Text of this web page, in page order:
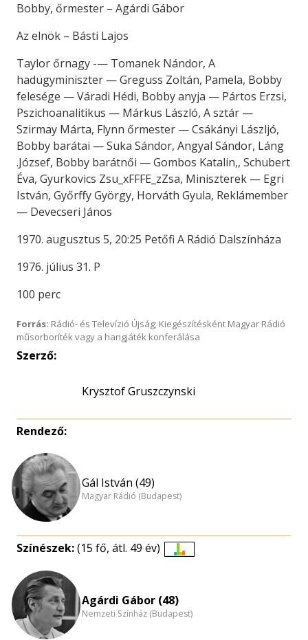
Bobby, őrmester – Agárdi Gábor
Az elnök – Básti Lajos
Taylor őrnagy -— Tomanek Nándor, A
hadügyminiszter — Greguss Zoltán, Pamela, Bobby
felesége — Váradi Hédi, Bobby anyja — Pártos Erzsi,
Pszichoanalitikus — Márkus László, A sztár —
Szirmay Márta, Flynn őrmester — Csákányi Lászljó,
Bobby barátai — Suka Sándor, Angyal Sándor, Láng
.József, Bobby barátnői — Gombos Katalin,, Schubert
Éva, Gyurkovics Zsu_xFFFE_zZsa, Miniszterek — Egri
István, Győrffy György, Horváth Gyula, Reklámember
— Devecseri János
1970. augusztus 5, 20:25 Petőfi A Rádió Dalszínháza
1976. július 31. P
100 perc
Forrás: Rádió- és Televízió Újság; Kiegészítésként Magyar Rádió
műsorboríték vagy a hangjáték konferálása
Szerző:
Krysztof Gruszczynski
Rendező:
Gál István (49)
Magyar Rádió (Budapest)
Színészek:(15 fő, átl. 49 év)
nagyítása
Agárdi Gábor (48)
Nemzeti Színház (Budapest)